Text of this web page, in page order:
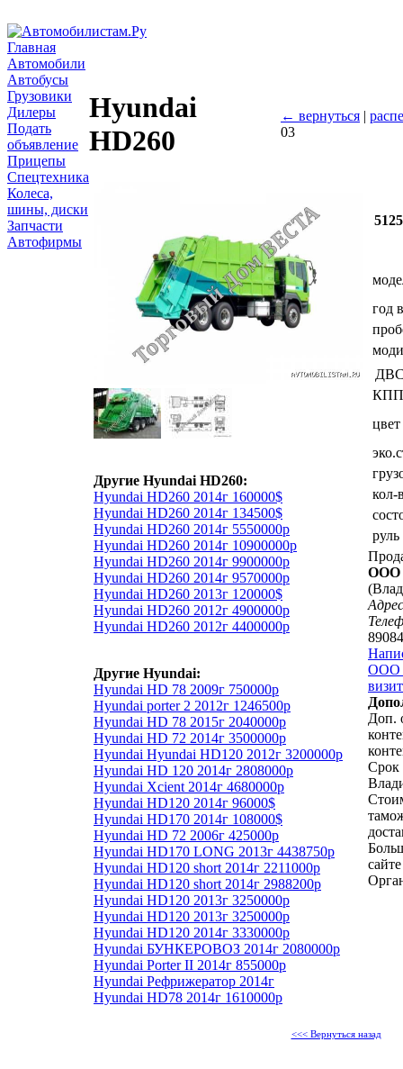
Главная
Автомобили
Автобусы
Грузовики
Дилеры
Подать
объявление
Прицепы
Спецтехника
Колеса,
шины, диски
Запчасти
Автофирмы
Hyundai
HD260
← вернуться |
03
Другие Hyundai HD260:
Hyundai HD260 2014г 160000$
Hyundai HD260 2014г 134500$
Hyundai HD260 2014г 5550000р
Hyundai HD260 2014г 10900000р
Hyundai HD260 2014г 9900000р
Hyundai HD260 2014г 9570000р
Hyundai HD260 2013г 120000$
Hyundai HD260 2012г 4900000р
Hyundai HD260 2012г 4400000р
Другие Hyundai:
Hyundai HD 78 2009г 750000р
Hyundai porter 2 2012г 1246500р
Hyundai HD 78 2015г 2040000р
Hyundai HD 72 2014г 3500000р
Hyundai Hyundai HD120 2012г 3200000р
Hyundai HD 120 2014г 2808000р
Hyundai Xcient 2014г 4680000р
Hyundai HD120 2014г 96000$
Hyundai HD170 2014г 108000$
Hyundai HD 72 2006г 425000р
Hyundai HD170 LONG 2013г 4438750р
Hyundai HD120 short 2014г 2211000р
Hyundai HD120 short 2014г 2988200р
Hyundai HD120 2013г 3250000р
Hyundai HD120 2013г 3250000р
Hyundai HD120 2014г 3330000р
Hyundai БУНКЕРОВОЗ 2014г 2080000р
Hyundai Porter II 2014г 855000р
Hyundai Рефрижератор 2014г
Hyundai HD78 2014г 1610000р
год
КПП
цвет
кол-
руль
ООО
ООО
Доп.
Срок
<<< Вернуться назад